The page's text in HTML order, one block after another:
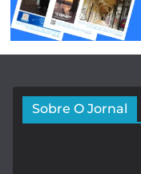
Sobre O Jornal